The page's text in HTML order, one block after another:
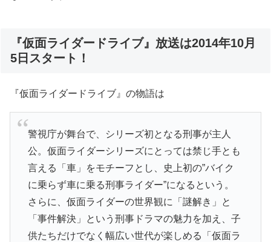
『仮面ライダードライブ』放送は2014年10月
5日スタート！
『仮面ライダードライブ』の物語は
警視庁が舞台で、シリーズ初となる刑事が主人
公。仮面ライダーシリーズにとっては禁じ手とも
言える「車」をモチーフとし、史上初の”バイク
に乗らず車に乗る刑事ライダー”になるという。
さらに、仮面ライダーの世界観に「謎解き」と
「事件解決」という刑事ドラマの魅力を加え、子
供たちだけでなく幅広い世代が楽しめる「仮面ラ